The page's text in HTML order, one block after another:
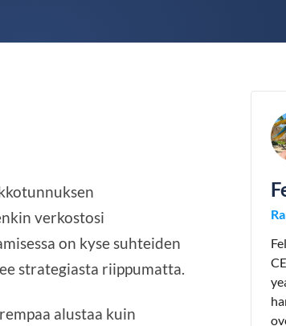
verkostosi
on kyse suhteiden
strategiasta riippumatta.
alustaa kuin